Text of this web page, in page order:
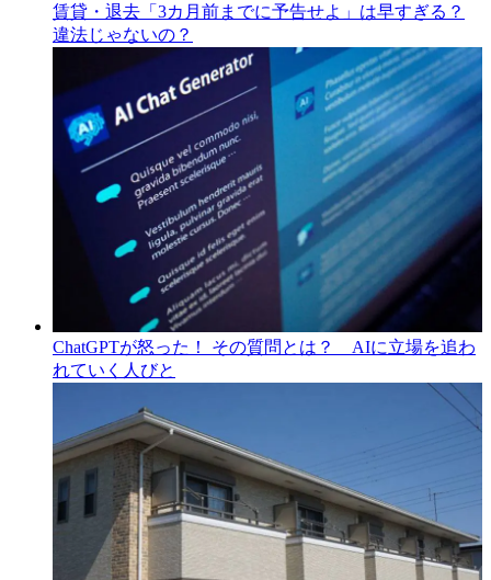
賃貸・退去「3カ月前までに予告せよ」は早すぎる？
違法じゃないの？
ChatGPTが怒った！ その質問とは？ AIに立場を追わ
れていく人びと